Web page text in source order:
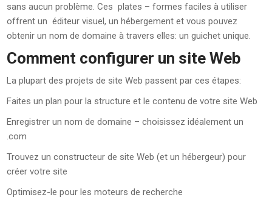
sans aucun problème. Ces plates – formes faciles à utiliser
offrent un éditeur visuel, un hébergement et vous pouvez
obtenir un nom de domaine à travers elles: un guichet unique.
Comment configurer un site Web
La plupart des projets de site Web passent par ces étapes:
Faites un plan pour la structure et le contenu de votre site Web
Enregistrer un nom de domaine – choisissez idéalement un
.com
Trouvez un constructeur de site Web (et un hébergeur) pour
créer votre site
Optimisez-le pour les moteurs de recherche